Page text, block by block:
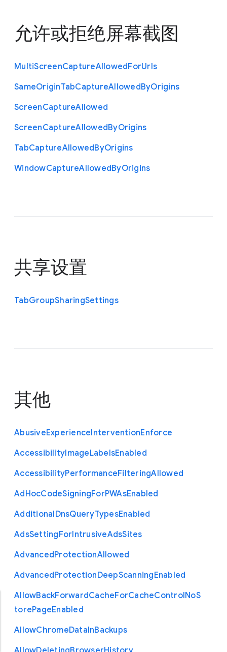
允许或拒绝屏幕截图
MultiScreenCaptureAllowedForUrls
SameOriginTabCaptureAllowedByOrigins
ScreenCaptureAllowed
ScreenCaptureAllowedByOrigins
TabCaptureAllowedByOrigins
WindowCaptureAllowedByOrigins
共享设置
TabGroupSharingSettings
其他
AbusiveExperienceInterventionEnforce
AccessibilityImageLabelsEnabled
AccessibilityPerformanceFilteringAllowed
AdHocCodeSigningForPWAsEnabled
AdditionalDnsQueryTypesEnabled
AdsSettingForIntrusiveAdsSites
AdvancedProtectionAllowed
AdvancedProtectionDeepScanningEnabled
AllowBackForwardCacheForCacheControlNoS
torePageEnabled
AllowChromeDataInBackups